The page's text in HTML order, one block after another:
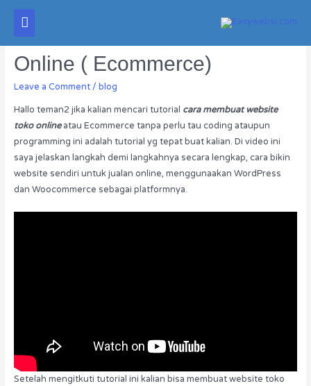
Cara Membuat Website Toko
Online ( Ecommerce)
Leave a Comment / blog
Hallo teman2 jika kalian mencari tutorial cara membuat website
toko onlineatau Ecommerce tanpa perlu tau coding ataupun
programming ini adalah tutorial yg tepat buat kalian. Di video ini
saya jelaskan langkah demi langkahnya secara lengkap, cara bikin
website sendiri untuk jualan online, menggunaakan WordPress
dan Woocommerce sebagai platformnya.
Setelah mengitkuti tutorial ini kalian bisa membuat website toko